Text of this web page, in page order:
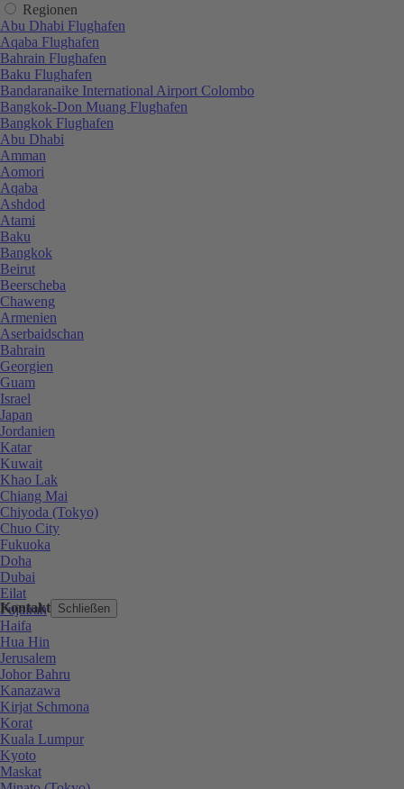
Kontakt Schließen
Regionen
Abu Dhabi Flughafen
Aqaba Flughafen
Bahrain Flughafen
Baku Flughafen
Bandaranaike International Airport Colombo
Bangkok-Don Muang Flughafen
Bangkok Flughafen
Abu Dhabi
Amman
Aomori
Aqaba
Ashdod
Atami
Baku
Bangkok
Beirut
Beerscheba
Chaweng
Armenien
Aserbaidschan
Bahrain
Georgien
Guam
Israel
Japan
Jordanien
Katar
Kuwait
Khao Lak
Chiang Mai
Chiyoda (Tokyo)
Chuo City
Fukuoka
Doha
Dubai
Eilat
Fujairah
Haifa
Hua Hin
Jerusalem
Johor Bahru
Kanazawa
Kirjat Schmona
Korat
Kuala Lumpur
Kyoto
Maskat